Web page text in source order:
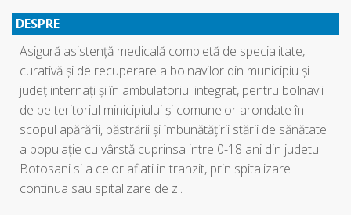
DESPRE
Asigură asistenţă medicală completă de specialitate,
curativă şi de recuperare a bolnavilor din municipiu şi
judeţ internaţi şi în ambulatoriul integrat, pentru bolnavii
de pe teritoriul minicipiului şi comunelor arondate în
scopul apărării, păstrării şi îmbunătăţirii stării de sănătate
a populaţie cu vârstă cuprinsa intre 0-18 ani din judetul
Botosani si a celor aflati in tranzit, prin spitalizare
continua sau spitalizare de zi.